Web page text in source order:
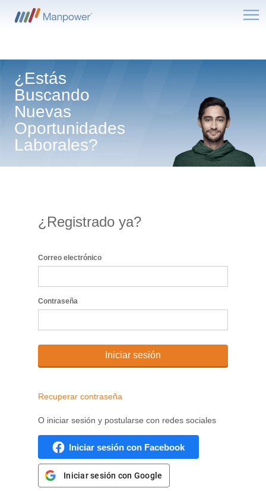
¿Estás
Buscando
Nuevas
Oportunidades
Laborales?
¿Registrado ya?
Inicio de sesión: usuario y contraseña
Correo electrónico
Contraseña
Iniciar sesión
Recuperar contraseña
O iniciar sesión y postularse con redes sociales
Iniciar sesión con Facebook
Iniciar sesión con Google